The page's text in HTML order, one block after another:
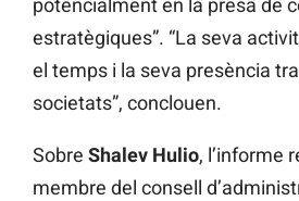
potencialment en la presa de
estratègiques”. “La seva
el temps i la seva presència
societats”, conclouen.
Sobre Shalev Hulio, l’informe
membre del consell